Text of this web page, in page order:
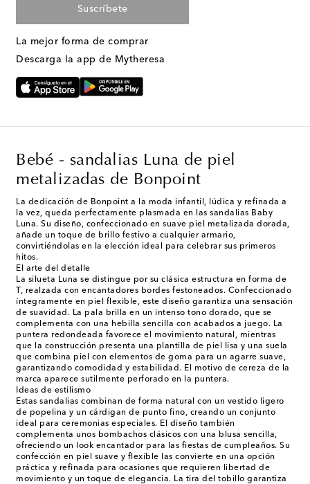
Suscríbete
La mejor forma de comprar
Descarga la app de Mytheresa
Bebé - sandalias Luna de piel
metalizadas de Bonpoint
La dedicación de Bonpoint a la moda infantil, lúdica y refinada a
la vez, queda perfectamente plasmada en las sandalias Baby
Luna. Su diseño, confeccionado en suave piel metalizada dorada,
añade un toque de brillo festivo a cualquier armario,
convirtiéndolas en la elección ideal para celebrar sus primeros
hitos.
El arte del detalle
La silueta Luna se distingue por su clásica estructura en forma de
T, realzada con encantadores bordes festoneados. Confeccionado
íntegramente en piel flexible, este diseño garantiza una sensación
de suavidad. La pala brilla en un intenso tono dorado, que se
complementa con una hebilla sencilla con acabados a juego. La
puntera redondeada favorece el movimiento natural, mientras
que la construcción presenta una plantilla de piel lisa y una suela
que combina piel con elementos de goma para un agarre suave,
garantizando comodidad y estabilidad. El motivo de cereza de la
marca aparece sutilmente perforado en la puntera.
Ideas de estilismo
Estas sandalias combinan de forma natural con un vestido ligero
de popelina y un cárdigan de punto fino, creando un conjunto
ideal para ceremonias especiales. El diseño también
complementa unos bombachos clásicos con una blusa sencilla,
ofreciendo un look encantador para las fiestas de cumpleaños. Su
confección en piel suave y flexible las convierte en una opción
práctica y refinada para ocasiones que requieren libertad de
movimiento y un toque de elegancia. La tira del tobillo garantiza